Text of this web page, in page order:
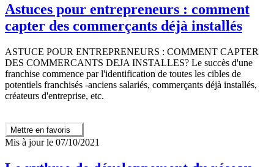
Astuces pour entrepreneurs : comment
capter des commerçants déjà installés
ASTUCE POUR ENTREPRENEURS : COMMENT CAPTER
DES COMMERCANTS DEJA INSTALLES? Le succès d'une
franchise commence par l'identification de toutes les cibles de
potentiels franchisés -anciens salariés, commerçants déjà installés,
créateurs d'entreprise, etc.
Mettre en favoris
Mis à jour le 07/10/2021